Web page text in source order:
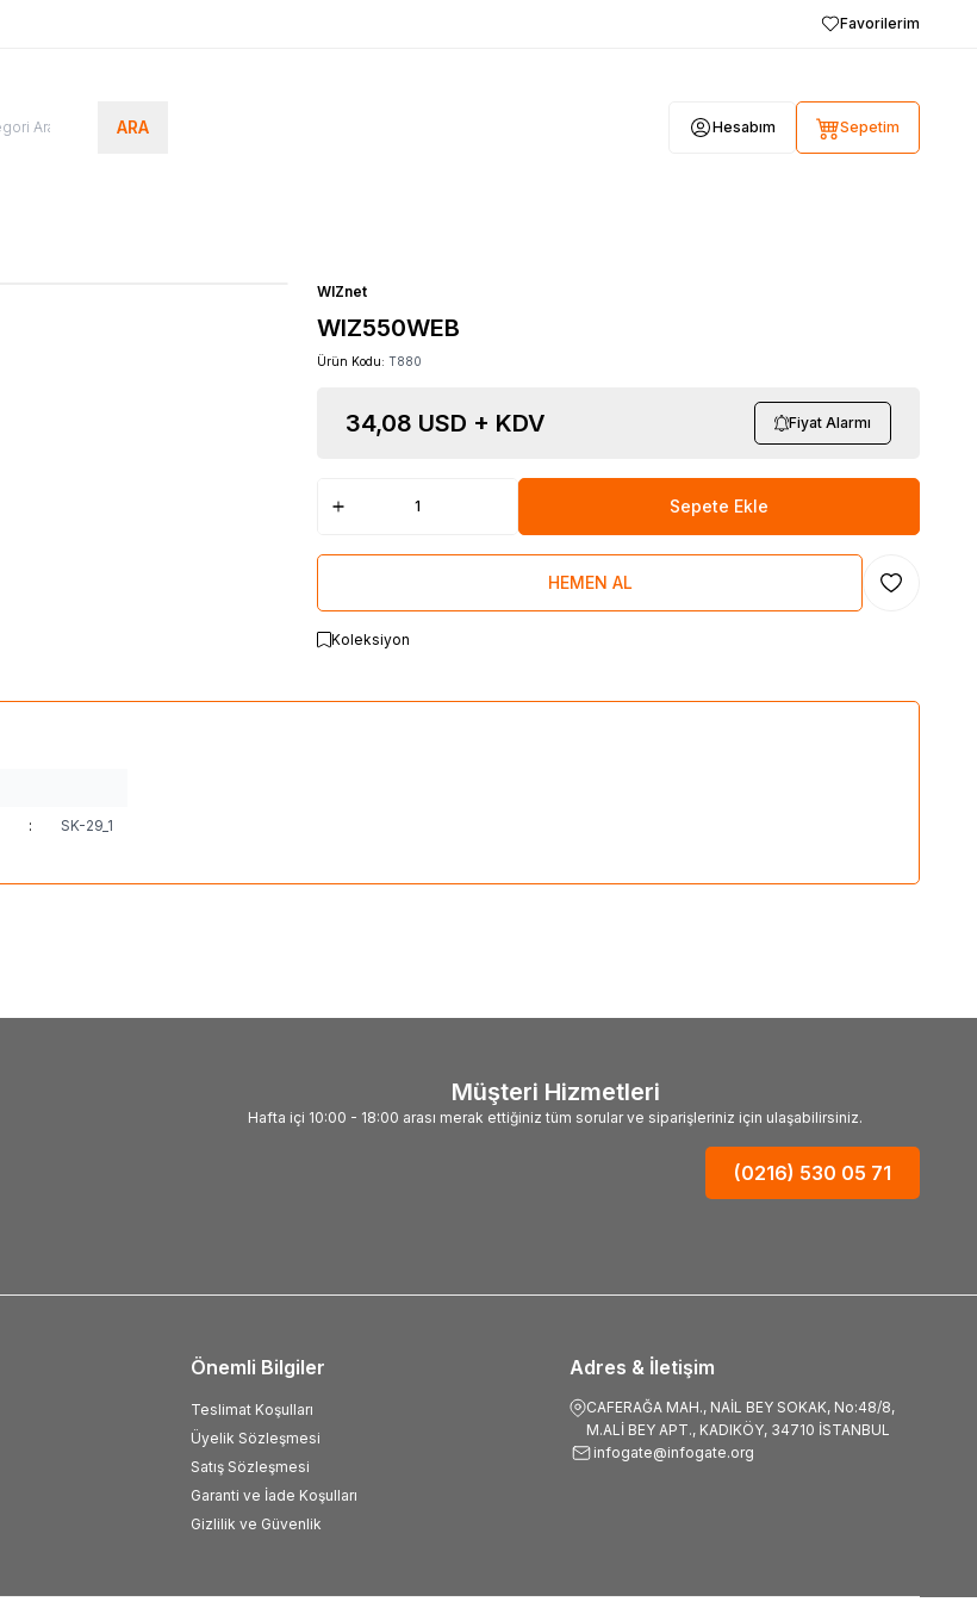
Favorilerim
ARA Hesabım Sepetim
WIZnet
WIZ550WEB
Ürün Kodu: T880
34,08 USD + KDV Fiyat Alarmı
Sepete Ekle
HEMEN AL Favoriye
Koleksiyon
: SK-29_1
Müşteri Hizmetleri
Hafta içi 10:00 - 18:00 arası merak ettiğiniz tüm sorular ve siparişleriniz için ulaşabilirsiniz.
(0216) 530 05 71
Adres & İletişim
CAFERAĞA MAH., NAİL BEY SOKAK, No:48/8,
M.ALİ BEY APT., KADIKÖY, 34710 İSTANBUL
infogate@infogate.org
Önemli Bilgiler
Teslimat Koşulları
Üyelik Sözleşmesi
Satış Sözleşmesi
Garanti ve İade Koşulları
Gizlilik ve Güvenlik